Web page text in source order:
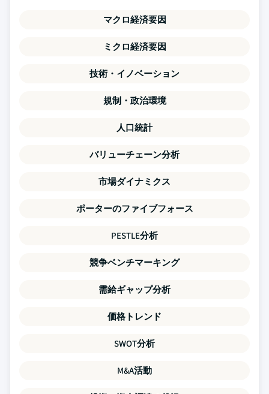
マクロ経済要因
ミクロ経済要因
技術・イノベーション
規制・政治環境
人口統計
バリューチェーン分析
市場ダイナミクス
ポーターのファイブフォース
PESTLE分析
競争ベンチマーキング
需給ギャップ分析
価格トレンド
SWOT分析
M&A活動